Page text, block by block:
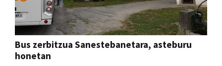
Bus zerbitzua Sanestebanetara, asteburu
honetan